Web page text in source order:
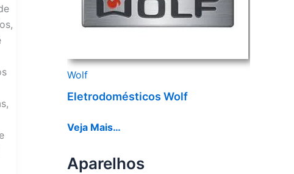
Wolf
Eletrodomésticos Wolf
Veja Mais…
Aparelhos